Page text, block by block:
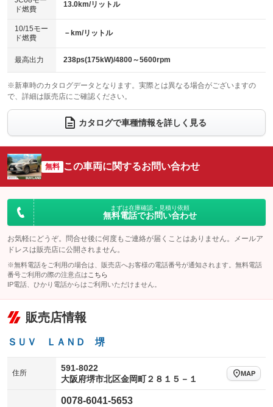
電動格納ミラー
：装備あり
ベンチシート
：装備なし
チップアップシート
：装備なし オットマン
：装備なし
電動格納サードシート
：装備なし シートヒーター
：装備あり
ウォークスルー
電動リアゲート フロントカメラ
：装備なし
シートエアコン
：装備なし 全周囲カメラ
：装備なし
サイドカメラ
：装備あり ルーフレール
：装備なし
エアサスペンション ヘッドライトウォッシャー
ド燃費
13.0km/リットル
10/15モー
ド燃費
－km/リットル
最高出力 238ps(175kW)/4800～5600rpm
※新車時のカタログデータとなります。実際とは異なる場合がございますの
で、詳細は販売店にご確認ください。
カタログで車種情報を詳しく見る
無料 この車両に関するお問い合わせ
まずは在庫確認・見積り依頼
無料電話でお問い合わせ
お気軽にどうぞ。問合せ後に何度もご連絡が届くことはありません。メールア
ドレスは販売店に公開されません。
※無料電話をご利用の場合は、販売店へお客様の電話番号が通知されます。無料電話
番号ご利用の際の注意点は こちら
IP電話、ひかり電話からはご利用いただけません。
販売店情報
ＳＵＶ ＬＡＮＤ 堺
住所
591-8022
大阪府堺市北区金岡町２８１５－１
MAP
0078-6041-5653